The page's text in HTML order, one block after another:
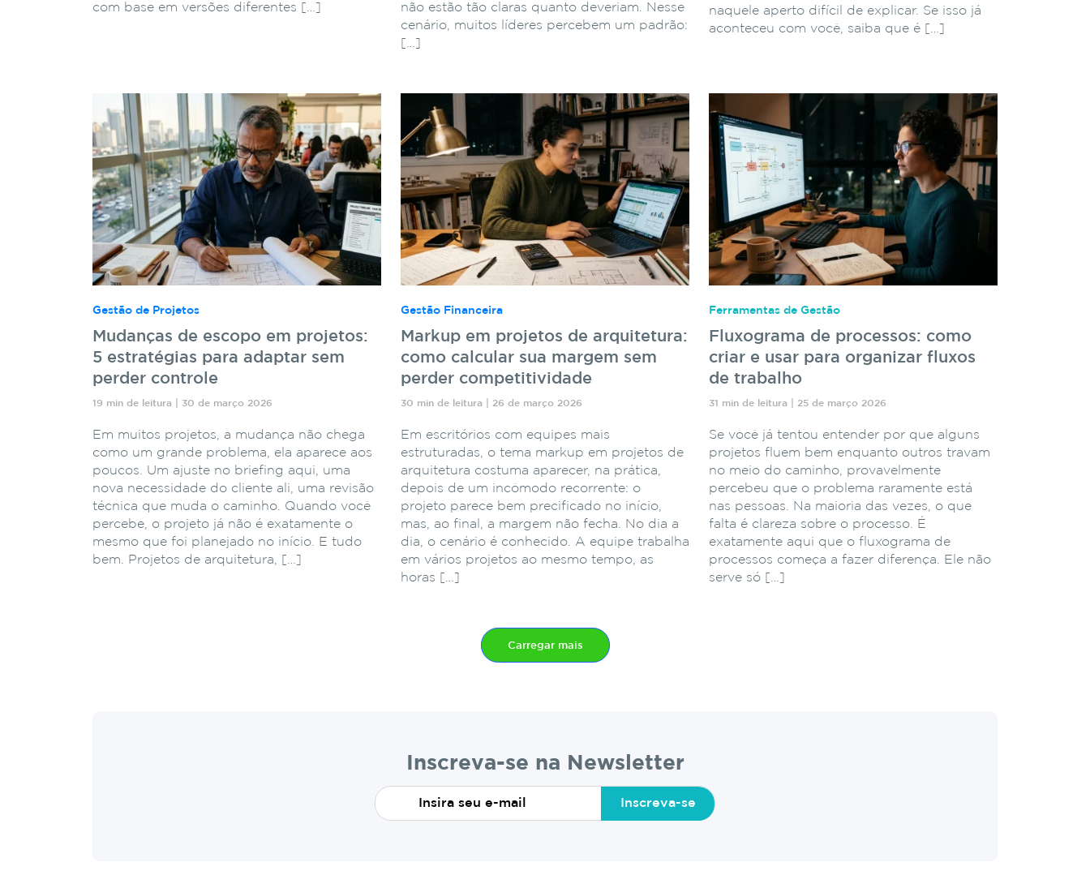
com base em versões diferentes […]
não estão tão claras quanto deveriam. Nesse
cenário, muitos líderes percebem um padrão:
[…]
naquele aperto difícil de explicar. Se isso já
aconteceu com você, saiba que é […]
Gestão de Projetos
Mudanças de escopo em projetos:
5 estratégias para adaptar sem
perder controle
19 min de leitura | 30 de março 2026
Em muitos projetos, a mudança não chega
como um grande problema, ela aparece aos
poucos. Um ajuste no briefing aqui, uma
nova necessidade do cliente ali, uma revisão
técnica que muda o caminho. Quando você
percebe, o projeto já não é exatamente o
mesmo que foi planejado no início. E tudo
bem. Projetos de arquitetura, […]
Gestão Financeira
Markup em projetos de arquitetura:
como calcular sua margem sem
perder competitividade
30 min de leitura | 26 de março 2026
Em escritórios com equipes mais
estruturadas, o tema markup em projetos de
arquitetura costuma aparecer, na prática,
depois de um incômodo recorrente: o
projeto parece bem precificado no início,
mas, ao final, a margem não fecha. No dia a
dia, o cenário é conhecido. A equipe trabalha
em vários projetos ao mesmo tempo, as
horas […]
Ferramentas de Gestão
Fluxograma de processos: como
criar e usar para organizar fluxos
de trabalho
31 min de leitura | 25 de março 2026
Se você já tentou entender por que alguns
projetos fluem bem enquanto outros travam
no meio do caminho, provavelmente
percebeu que o problema raramente está
nas pessoas. Na maioria das vezes, o que
falta é clareza sobre o processo. É
exatamente aqui que o fluxograma de
processos começa a fazer diferença. Ele não
serve só […]
Carregar mais
Inscreva-se na Newsletter
Inscreva-se